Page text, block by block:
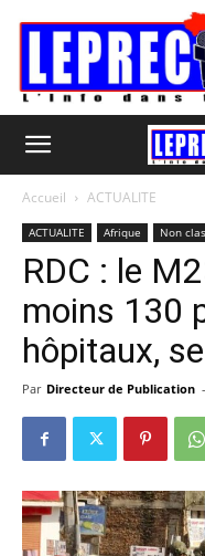
Accueil ACTUALITE
ACTUALITE Afrique Non
RDC : le
moins 130
hôpitaux,
Par Directeur de Publication -